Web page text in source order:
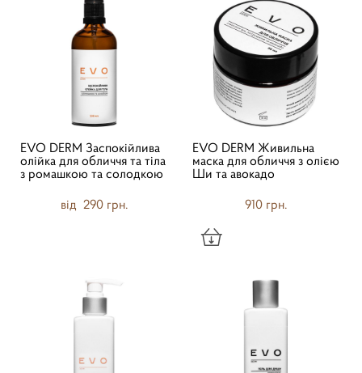
EVO DERM Заспокійлива
олійка для обличчя та тіла
з ромашкою та солодкою
від 290 грн.
EVO DERM Живильна
маска для обличчя з олією
Ши та авокадо
910 грн.